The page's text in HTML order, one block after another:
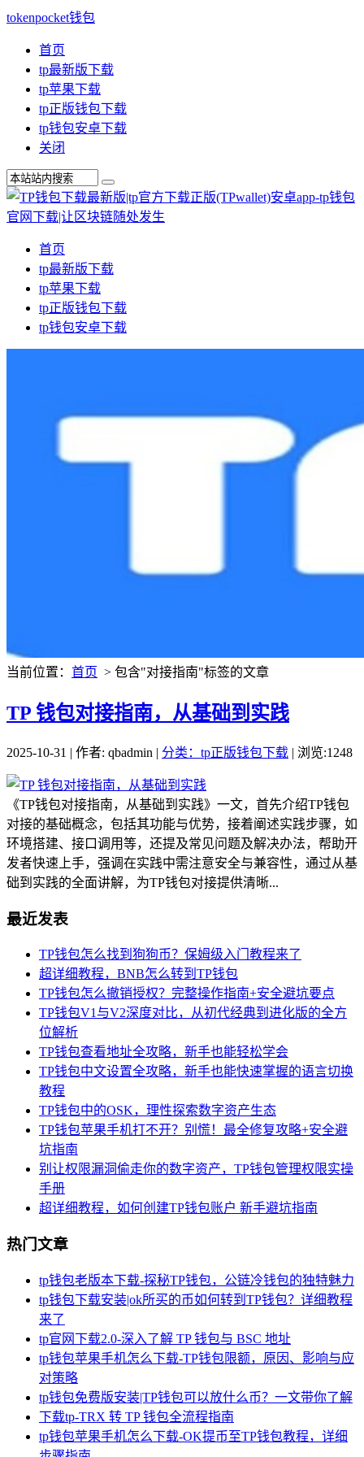
tokenpocket钱包
首页
tp最新版下载
tp苹果下载
tp正版钱包下载
tp钱包安卓下载
关闭
首页
tp最新版下载
tp苹果下载
tp正版钱包下载
tp钱包安卓下载
当前位置： 首页 > 包含"对接指南"标签的文章
TP 钱包对接指南，从基础到实践
2025-10-31 | 作者: qbadmin | 分类：tp正版钱包下载 | 浏览:1248
《TP钱包对接指南，从基础到实践》一文，首先介绍TP钱包
对接的基础概念，包括其功能与优势，接着阐述实践步骤，如
环境搭建、接口调用等，还提及常见问题及解决办法，帮助开
发者快速上手，强调在实践中需注意安全与兼容性，通过从基
础到实践的全面讲解，为TP钱包对接提供清晰...
最近发表
TP钱包怎么找到狗狗币？保姆级入门教程来了
超详细教程，BNB怎么转到TP钱包
TP钱包怎么撤销授权？完整操作指南+安全避坑要点
TP钱包V1与V2深度对比，从初代经典到进化版的全方
位解析
TP钱包查看地址全攻略，新手也能轻松学会
TP钱包中文设置全攻略，新手也能快速掌握的语言切换
教程
TP钱包中的OSK，理性探索数字资产生态
TP钱包苹果手机打不开？别慌！最全修复攻略+安全避
坑指南
别让权限漏洞偷走你的数字资产，TP钱包管理权限实操
手册
超详细教程，如何创建TP钱包账户 新手避坑指南
热门文章
tp钱包老版本下载-探秘TP钱包，公链冷钱包的独特魅力
tp钱包下载安装|ok所买的币如何转到TP钱包？详细教程
来了
tp官网下载2.0-深入了解 TP 钱包与 BSC 地址
tp钱包苹果手机怎么下载-TP钱包限额，原因、影响与应
对策略
tp钱包免费版安装|TP钱包可以放什么币？一文带你了解
下载tp-TRX 转 TP 钱包全流程指南
tp钱包苹果手机怎么下载-OK提币至TP钱包教程，详细